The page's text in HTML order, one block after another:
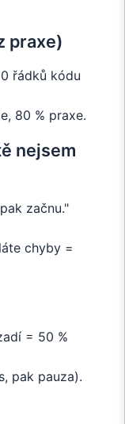
praxe)
řádků kódu
80 % praxe.
nejsem
začnu."
chyby =
= 50 %
pak pauza).